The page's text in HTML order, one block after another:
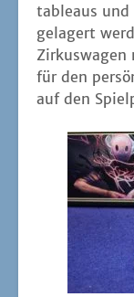
ta­bleaus
gela­gert
für den
auf den